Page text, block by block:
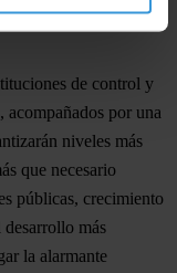
aportes de la sociedad
de control y
por una
niveles más
que necesario
públicas, crecimiento
desarrollo más
la alarmante